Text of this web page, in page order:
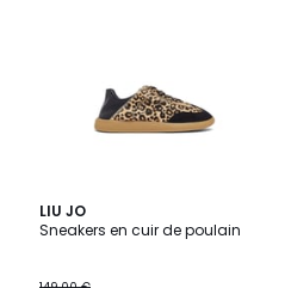
LIU JO
Sneakers en cuir de poulain